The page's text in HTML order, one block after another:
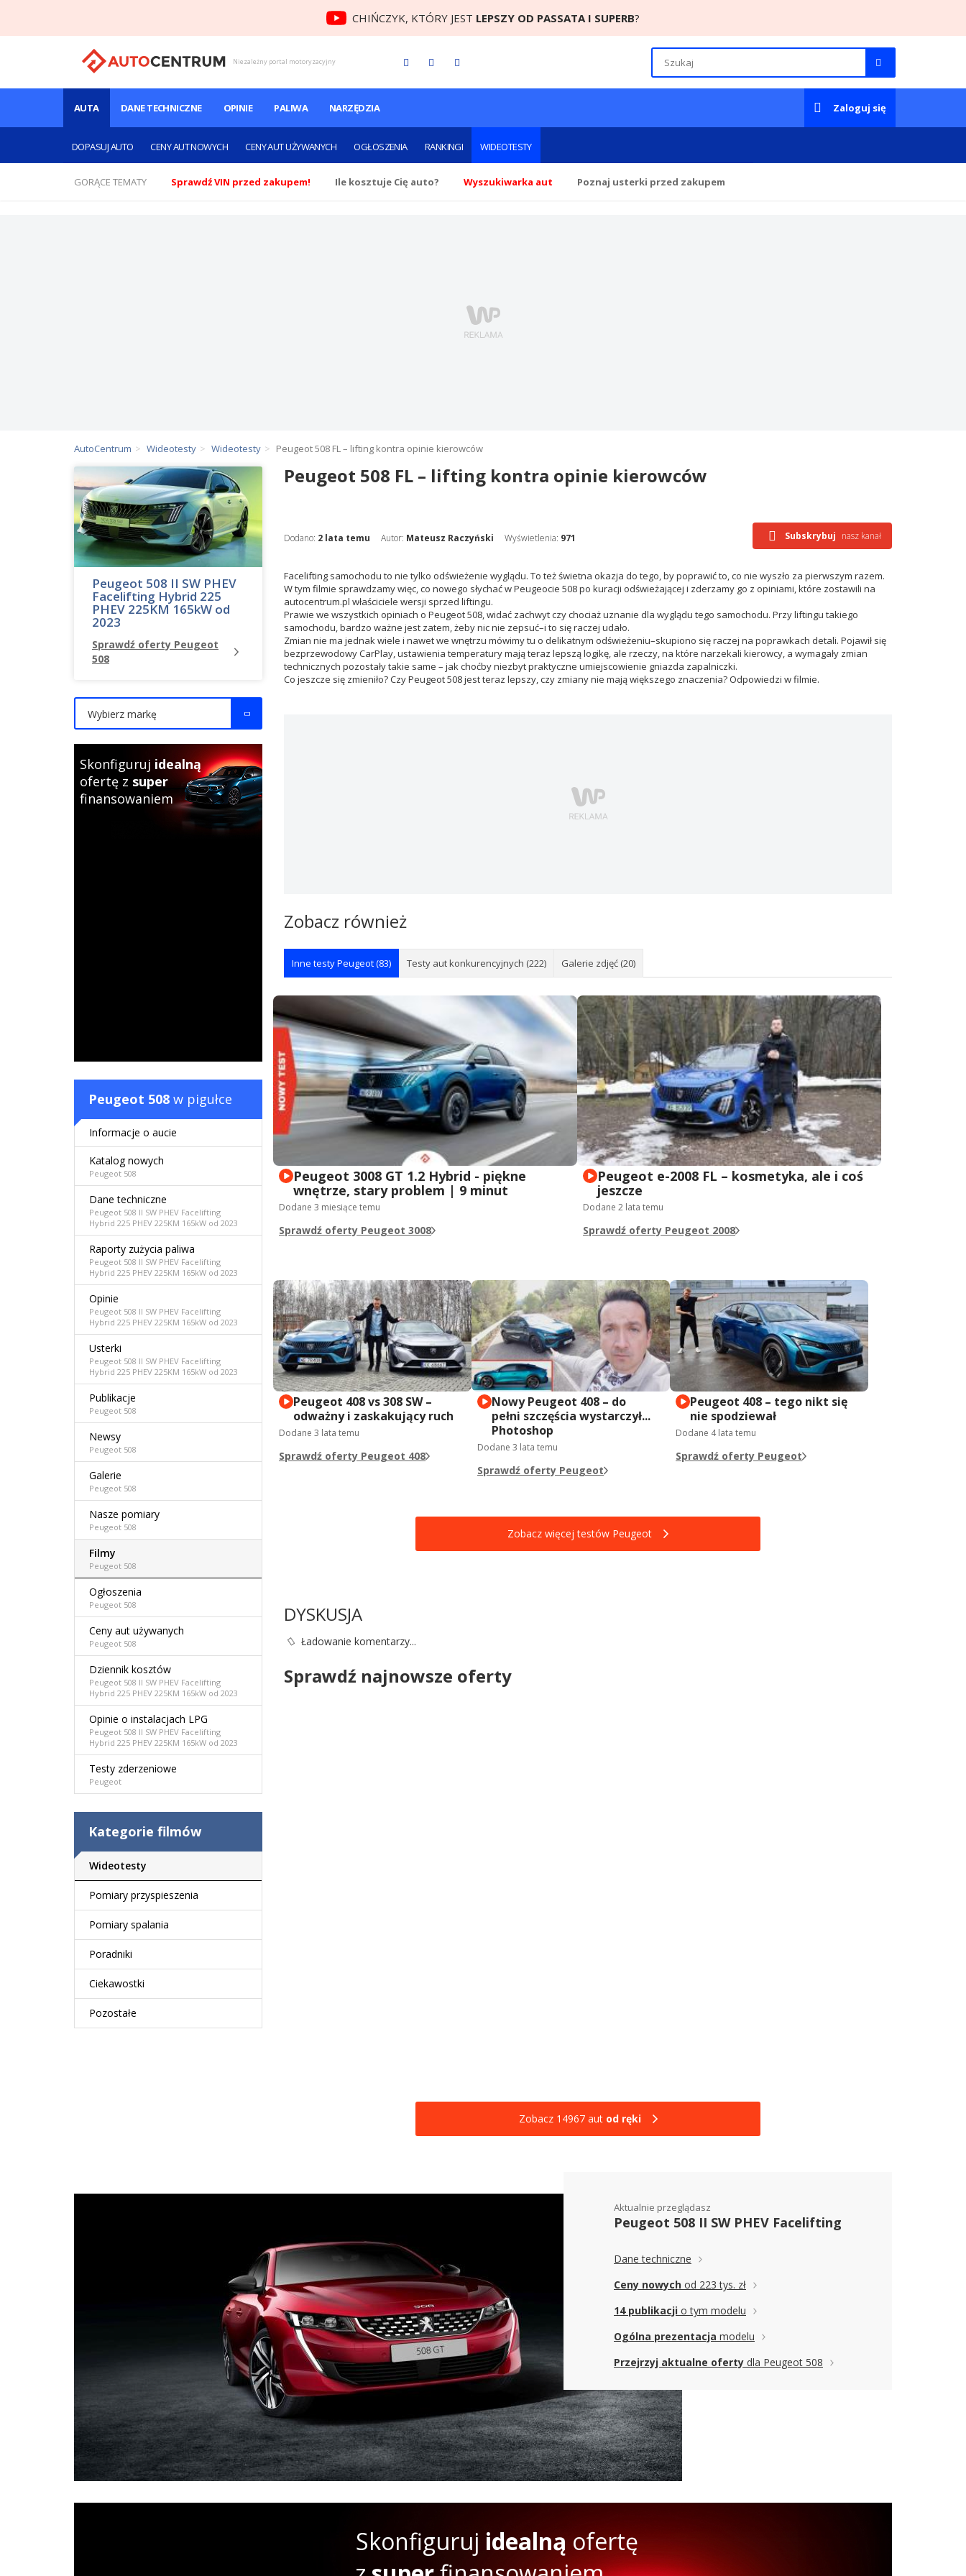
CHIŃCZYK, KTÓRY JEST LEPSZY OD PASSATA I SUPERB?
Niezależny portal motoryzacyjny
AUTA
DOPASUJ AUTO CENY AUT NOWYCH CENY AUT UŻYWANYCH OGŁOSZENIA RANKINGI WIDEOTESTY
DANE TECHNICZNE OPINIE PALIWA NARZĘDZIA Zaloguj się
GORĄCE TEMATY Sprawdź VIN przed zakupem! Ile kosztuje Cię auto? Wyszukiwarka aut Poznaj usterki przed zakupem
AutoCentrum Wideotesty Wideotesty Peugeot 508 FL – lifting kontra opinie kierowców
Peugeot 508 FL – lifting kontra opinie kierowców
Dodano: 2 lata temu Autor: Mateusz Raczyński Wyświetlenia: 971 Subskrybuj nasz kanał
Facelifting samochodu to nie tylko odświeżenie wyglądu. To też świetna okazja do tego, by poprawić to, co nie wyszło za pierwszym razem.
W tym filmie sprawdzamy więc, co nowego słychać w Peugeocie 508 po kuracji odświeżającej i zderzamy go z opiniami, które zostawili na
autocentrum.pl właściciele wersji sprzed liftingu.
Prawie we wszystkich opiniach o Peugeot 508, widać zachwyt czy chociaż uznanie dla wyglądu tego samochodu. Przy liftingu takiego
samochodu, bardzo ważne jest zatem, żeby nic nie zepsuć–i to się raczej udało.
Zmian nie ma jednak wiele i nawet we wnętrzu mówimy tu o delikatnym odświeżeniu–skupiono się raczej na poprawkach detali. Pojawił się
bezprzewodowy CarPlay, ustawienia temperatury mają teraz lepszą logikę, ale rzeczy, na które narzekali kierowcy, a wymagały zmian
technicznych pozostały takie same – jak choćby niezbyt praktyczne umiejscowienie gniazda zapalniczki.
Co jeszcze się zmieniło? Czy Peugeot 508 jest teraz lepszy, czy zmiany nie mają większego znaczenia? Odpowiedzi w filmie.
Zobacz również
Inne testy Peugeot (83) Testy aut konkurencyjnych (222) Galerie zdjęć (20)
Peugeot 3008 GT 1.2 Hybrid - piękne
wnętrze, stary problem | 9 minut
Dodane 3 miesiące temu
Sprawdź oferty Peugeot 3008
Peugeot e-2008 FL – kosmetyka, ale i coś
jeszcze
Dodane 2 lata temu
Sprawdź oferty Peugeot 2008
Peugeot 408 vs 308 SW –
odważny i zaskakujący ruch
Dodane 3 lata temu
Sprawdź oferty Peugeot 408
Nowy Peugeot 408 – do
pełni szczęścia wystarczył...
Photoshop
Dodane3 lata temu
Sprawdź oferty Peugeot
Peugeot 408 – tego nikt się
nie spodziewał
Dodane 4 lata temu
Sprawdź oferty Peugeot
Zobacz więcej testów Peugeot
DYSKUSJA
Ładowanie komentarzy...
Sprawdź najnowsze oferty
Zobacz 14967 aut od ręki
Peugeot 508 II SW PHEV
Facelifting Hybrid 225
PHEV 225KM 165kW od
2023
Sprawdź oferty Peugeot
508
Wybierz markę
Skonfiguruj idealną
ofertę z super
finansowaniem
Peugeot 508 w pigułce
Informacje o aucie
Katalog nowych
Peugeot 508
Dane techniczne
Peugeot 508 II SW PHEV Facelifting
Hybrid 225 PHEV 225KM 165kW od 2023
Raporty zużycia paliwa
Peugeot 508 II SW PHEV Facelifting
Hybrid 225 PHEV 225KM 165kW od 2023
Opinie
Peugeot 508 II SW PHEV Facelifting
Hybrid 225 PHEV 225KM 165kW od 2023
Usterki
Peugeot 508 II SW PHEV Facelifting
Hybrid 225 PHEV 225KM 165kW od 2023
Publikacje
Peugeot 508
Newsy
Peugeot 508
Galerie
Peugeot 508
Nasze pomiary
Peugeot 508
Filmy
Peugeot 508
Ogłoszenia
Peugeot 508
Ceny aut używanych
Peugeot 508
Dziennik kosztów
Peugeot 508 II SW PHEV Facelifting
Hybrid 225 PHEV 225KM 165kW od 2023
Opinie o instalacjach LPG
Peugeot 508 II SW PHEV Facelifting
Hybrid 225 PHEV 225KM 165kW od 2023
Testy zderzeniowe
Peugeot
Kategorie filmów
Wideotesty
Pomiary przyspieszenia
Pomiary spalania
Poradniki
Ciekawostki
Pozostałe
Aktualnie przeglądasz
Peugeot 508 II SW PHEV Facelifting
Dane techniczne
Ceny nowych od 223 tys. zł
14 publikacji o tym modelu
Ogólna prezentacja modelu
Przejrzyj aktualne oferty dla Peugeot 508
Skonfiguruj idealną ofertę